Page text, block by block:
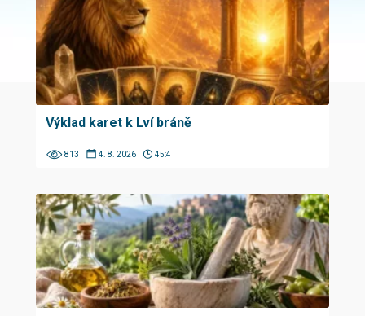
Výklad karet k Lví bráně
813 4. 8. 2026 45:4